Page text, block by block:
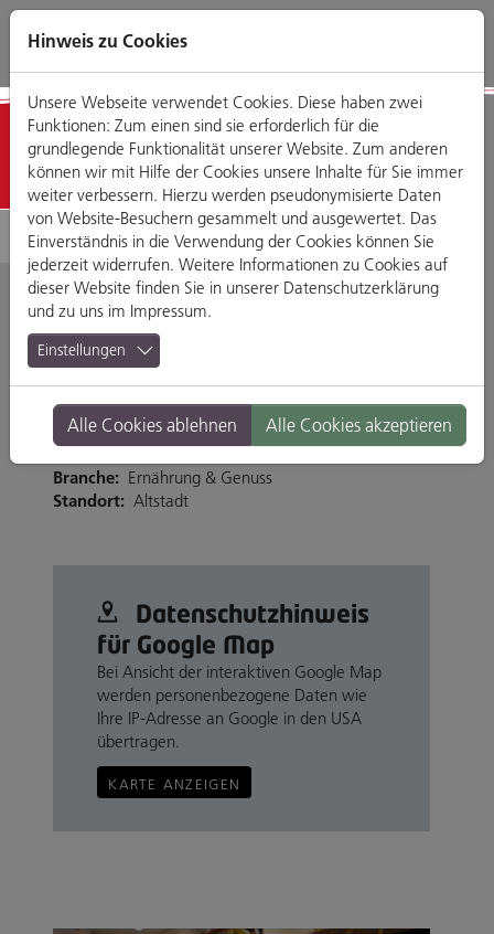
Direkt
zum
Zum
Hauptmenü
Zum
Footermenü
Zur
Website-
Geschäfte
Rewe City
Dachauplatz
Dachauplatz 1, 93047 Regensburg
Branche: Ernährung & Genuss
Standort: Altstadt
Datenschutz­hinweis
für Google Map
Bei Ansicht der interaktiven Google Map
werden personenbezogene Daten wie
Ihre IP-Adresse an Google in den USA
übertragen.
KARTE ANZEIGEN
Hinweis zu Cookies
Unsere Webseite verwendet Cookies. Diese haben zwei
Funktionen: Zum einen sind sie erforderlich für die
grundlegende Funktionalität unserer Website. Zum anderen
können wir mit Hilfe der Cookies unsere Inhalte für Sie immer
weiter verbessern. Hierzu werden pseudonymisierte Daten
von Website-Besuchern gesammelt und ausgewertet. Das
Einverständnis in die Verwendung der Cookies können Sie
jederzeit widerrufen. Weitere Informationen zu Cookies auf
dieser Website finden Sie in unserer Datenschutzerklärung
und zu uns im Impressum.
Einstellungen
Alle Cookies ablehnen Alle Cookies akzeptieren